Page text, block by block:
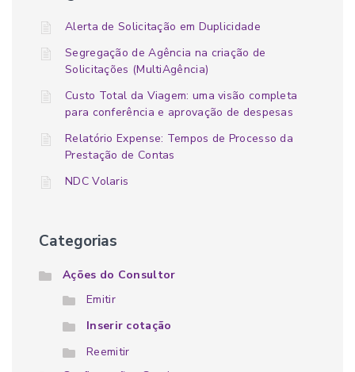
Alerta de Solicitação em Duplicidade
Segregação de Agência na criação de
Solicitações (MultiAgência)
Custo Total da Viagem: uma visão completa
para conferência e aprovação de despesas
Relatório Expense: Tempos de Processo da
Prestação de Contas
NDC Volaris
Categorias
Ações do Consultor
Emitir
Inserir cotação
Reemitir